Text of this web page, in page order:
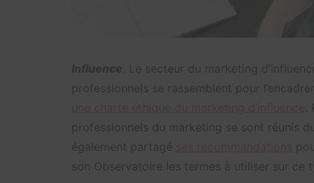
Influence . Le secteur du marketing
professionnels se rassemblent pour
professionnels du marketing se sont réunis
également partagé
son Observatoire les termes à utiliser sur ce